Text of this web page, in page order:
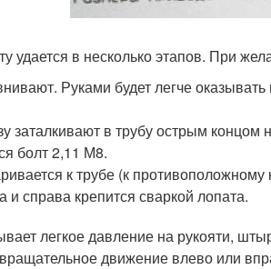
удается в несколько этапов. При
Руками будет легче
заталкивают в трубу острым
болт 2,11 М8.
к трубе (к
и справа крепится сваркой лопата.
легкое давление на рукояти,
движение влево или